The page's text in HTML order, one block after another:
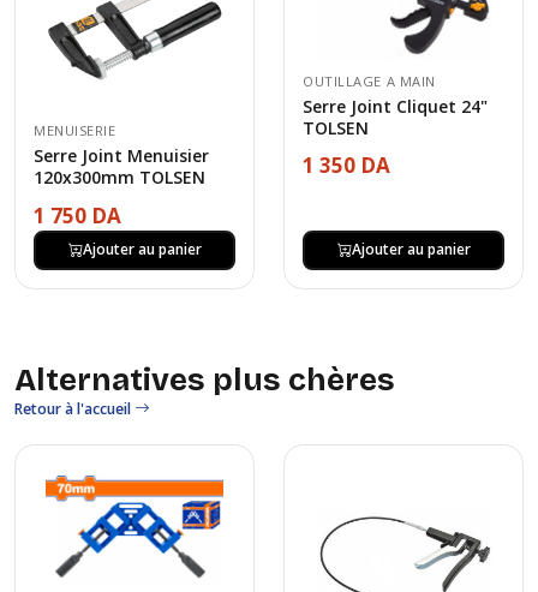
MENUISERIE
Serre Joint Menuisier
120x300mm TOLSEN
1 750 DA
Ajouter au panier
OUTILLAGE A MAIN
Serre Joint Cliquet 24"
TOLSEN
1 350 DA
Ajouter au panier
Alternatives plus chères
Retour à l'accueil